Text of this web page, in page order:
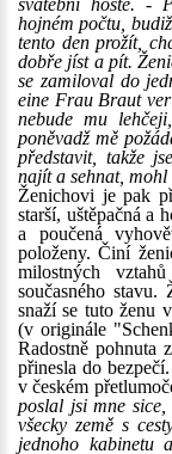
svatební hosté. -
hojném počtu,
tento den prožít,
dobře jíst a pít.
se zamiloval do
eine Frau Braut
nebude mu
poněvadž mě
představit, takže
najít a sehnat,
Ženichovi je pak
starší, uštěpačná a
a poučená
položeny. Činí
milostných
současného
snaží se tuto ženu
(v originále
Radostně pohnuta
přinesla do
v českém
poslal jsi mne
všecky země s
jednoho kabinetu